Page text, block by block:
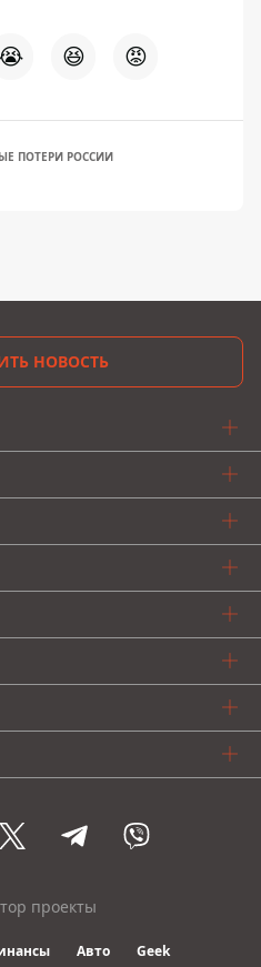
😭 😆 😡
ПОТЕРИ РОССИИ
НОВОСТЬ
проекты
Авто Geek